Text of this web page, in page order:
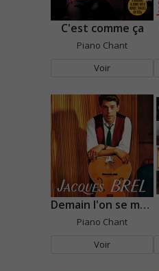
C'est comme ça
Piano Chant
Voir
Demain l'on se marie
Piano Chant
Voir